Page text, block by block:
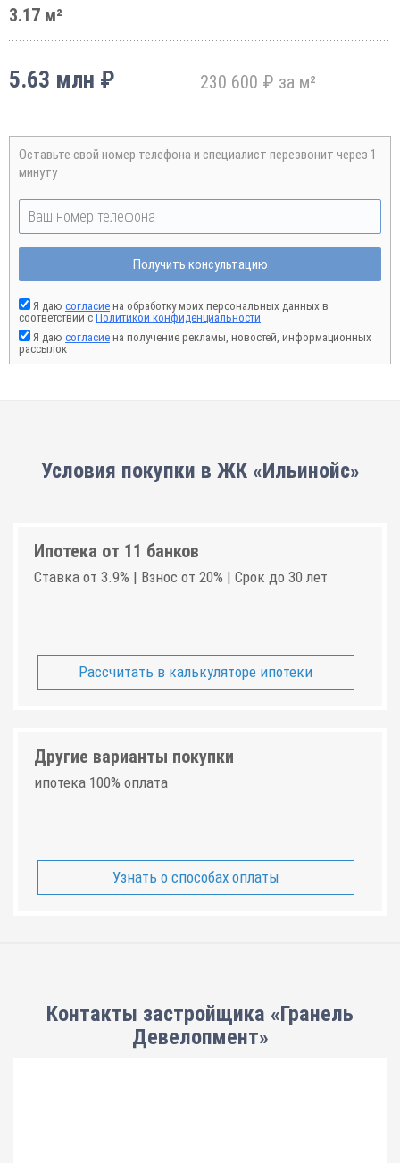
3.17 м²
5.63 млн ₽ 230 600 ₽ за м²
Оставьте свой номер телефона и специалист перезвонит через 1
минуту
Получить консультацию
Я даю согласие на обработку моих персональных данных в
соответствии с Политикой конфиденциальности
Я даю согласие на получение рекламы, новостей, информационных
рассылок
Условия покупки в ЖК «Ильинойс»
Ипотека от 11 банков
Ставка от 3.9% | Взнос от 20% | Срок до 30 лет
Рассчитать в калькуляторе ипотеки
Другие варианты покупки
ипотека 100% оплата
Узнать о способах оплаты
Контакты застройщика «Гранель
Девелопмент»